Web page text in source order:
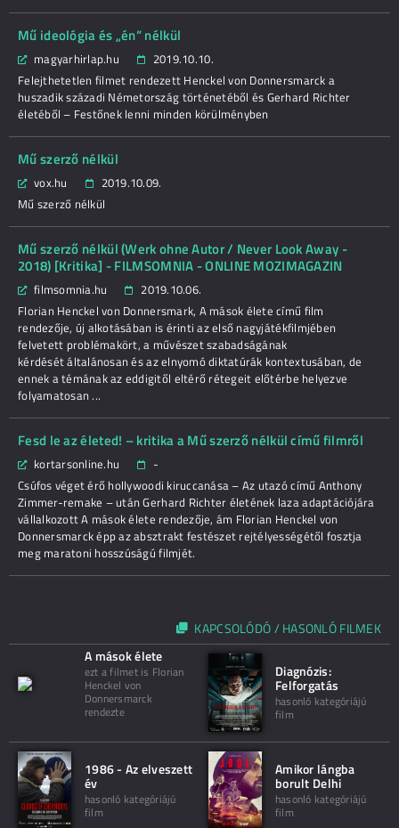
Mű ideológia és „én” nélkül
magyarhirlap.hu
2019.10.10.
Felejthetetlen filmet rendezett Henckel von Donnersmarck a
huszadik századi Németország történetéből és Gerhard Richter
életéből – Festőnek lenni minden körülményben
Mű szerző nélkül
vox.hu
2019.10.09.
Mű szerző nélkül
Mű szerző nélkül (Werk ohne Autor / Never Look Away -
2018) [Kritika] - FILMSOMNIA - ONLINE MOZIMAGAZIN
filmsomnia.hu
2019.10.06.
Florian Henckel von Donnersmark, A mások élete című film
rendezője, új alkotásában is érinti az első nagyjátékfilmjében
felvetett problémakört, a művészet szabadságának
kérdését általánosan és az elnyomó diktatúrák kontextusában, de
ennek a témának az eddigitől eltérő rétegeit előtérbe helyezve
folyamatosan ...
Fesd le az életed! – kritika a Mű szerző nélkül című filmről
kortarsonline.hu
-
Csúfos véget érő hollywoodi kiruccanása – Az utazó című Anthony
Zimmer-remake – után Gerhard Richter életének laza adaptációjára
vállalkozott A mások élete rendezője, ám Florian Henckel von
Donnersmarck épp az absztrakt festészet rejtélyességétől fosztja
meg maratoni hosszúságú filmjét.
KAPCSOLÓDÓ / HASONLÓ FILMEK
A mások élete
ezt a filmet is Florian
Henckel von
Donnersmarck
rendezte
Diagnózis:
Felforgatás
hasonló kategóriájú
film
1986 - Az elveszett
év
hasonló kategóriájú
film
Amikor lángba
borult Delhi
hasonló kategóriájú
film